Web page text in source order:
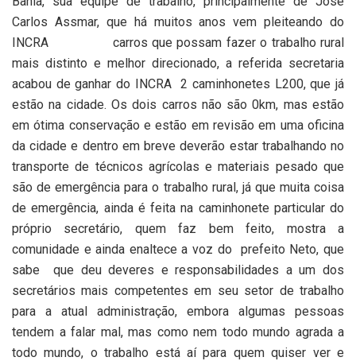
Carlos Assmar, que há muitos anos vem pleiteando do
INCRA
carros que possam fazer o trabalho rural
mais distinto e melhor direcionado, a referida secretaria
acabou de ganhar do INCRA
2 caminhonetes L200, que já
estão na cidade. Os dois carros não são 0km, mas estão
em ótima conservação e estão em revisão em uma oficina
da cidade e dentro em breve deverão estar trabalhando no
transporte de técnicos agrícolas e materiais pesado que
são de emergência para o trabalho rural, já que muita coisa
de emergência, ainda é feita na caminhonete particular do
próprio secretário, quem faz bem feito, mostra a
comunidade e ainda enaltece a voz do
prefeito Neto, que
sabe
que deu deveres e responsabilidades a um dos
secretários mais competentes em seu setor de trabalho
para a atual administração, embora algumas pessoas
tendem a falar mal, mas como nem todo mundo agrada a
todo mundo, o trabalho está aí para quem quiser ver e